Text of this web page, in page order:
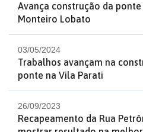
Avança construção da
Monteiro Lobato
03/05/2024
Trabalhos avançam na
ponte na Vila Parati
26/09/2023
Recapeamento da Rua